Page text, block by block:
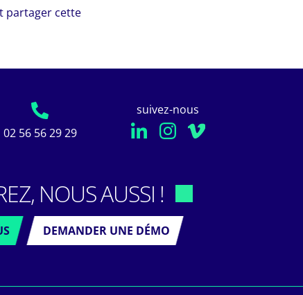
partager cette
02 56 56 29 29
suivez-nous
NOUS AUSSI !
DEMANDER UNE DÉMO